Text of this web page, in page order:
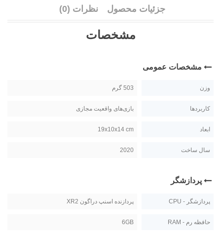
جزئیات محصول نظرات (0)
مشخصات
مشخصات عمومی
وزن 503 گرم
کاربردها بازی‌های واقعیت مجازی
ابعاد 19x10x14 cm
سال ساخت 2020
پردازشگر
پردازشگر - CPU پردازنده اسنپ دراگون XR2
حافظه رم - RAM 6GB